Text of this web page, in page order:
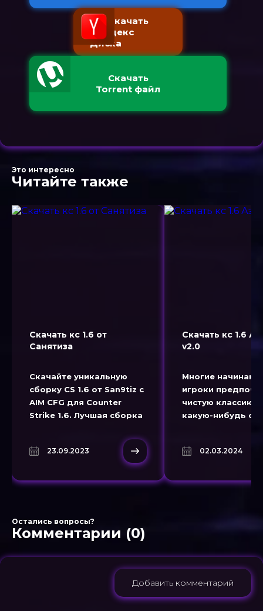
Скачать
с Яндекс
Диска
Скачать
Torrent файл
Это интересно
Читайте также
Скачать кс 1.6 от
Санятиза
Скачайте уникальную
сборку CS 1.6 от San9tiz с
AIM CFG для Counter
Strike 1.6. Лучшая сборка
скачать CS 1.6 торрент на
русском языке!
23.09.2023
Скачать кс 1.6
v2.0
Многие
игроки
чистую классику,
какую-нибудь
процент опытных
оригинальный
02.03.2024
Остались вопросы?
Комментарии (0)
Добавить комментарий